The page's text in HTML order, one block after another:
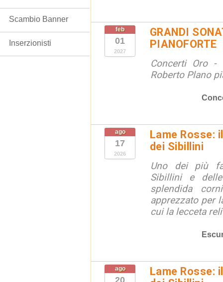
feb
01
2027
GRANDI
PIANOFORTE
Concerti Oro -
Roberto Plano
ago
17
2026
Lame Rosse:
dei Sibillini
Uno dei più
Sibillini e
splendida
apprezzato per
cui la lecceta
ago
20
Lame Rosse:
Scambio Banner
Inserzionisti